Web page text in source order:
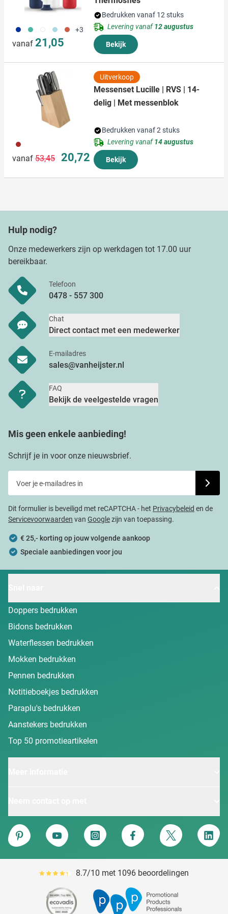
773 886 721 887 888 +3
vanaf 21,05
Bedrukken vanaf 12 stuks
Levering vanaf12 augustus
Bekijk
011
vanaf Normale prijs
53,45 Speciale prijs
20,72
Uitverkoop
Messenset Lucille | RVS | 14-
delig | Met messenblok
Bedrukken vanaf 2 stuks
Levering vanaf14 augustus
Bekijk
Hulp nodig?
Onze medewerkers zijn op werkdagen tot 17.00 uur
bereikbaar.
Telefoon
0478 - 557 300
Chat
Direct contact met een medewerker
E-mailadres
sales@vanheijster.nl
FAQ
Bekijk de veelgestelde vragen
Mis geen enkele aanbieding!
Schrijf je in voor onze nieuwsbrief.
Dit formulier is beveiligd met reCAPTCHA - het Privacybeleid en de
Servicevoorwaarden van Googlezijn van toepassing.
€ 25,- korting op jouw volgende aankoop
Speciale aanbiedingen voor jou
Doppers bedrukken
Bidons bedrukken
Waterflessen bedrukken
Mokken bedrukken
Pennen bedrukken
Notitieboekjes bedrukken
Paraplu's bedrukken
Aanstekers bedrukken
Top 50 promotieartikelen
Van Heijster
Pinterest
YouTube Instagram Facebook Twitter
Gemiddeld reviewpercentage is 87
8.7/10 met 1096 beoordelingen